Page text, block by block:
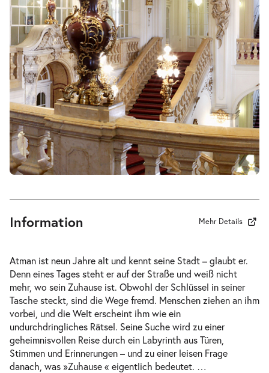
Atman!
Do.
29.10.2026
Do. 29.10.2026
16:00–17:00 Uhr
Tickets
Information Mehr Details
Atman ist neun Jahre alt und kennt seine Stadt – glaubt er.
Denn eines Tages steht er auf der Straße und weiß nicht
mehr, wo sein Zuhause ist. Obwohl der Schlüssel in seiner
Tasche steckt, sind die Wege fremd. Menschen ziehen an ihm
vorbei, und die Welt erscheint ihm wie ein
undurchdringliches Rätsel. Seine Suche wird zu einer
geheimnisvollen Reise durch ein Labyrinth aus Türen,
Stimmen und Erinnerungen – und zu einer leisen Frage
danach, was »Zuhause « eigentlich bedeutet. …